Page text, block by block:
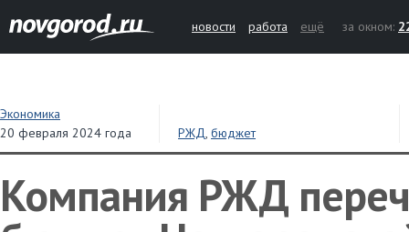
новости работа ещё за окном:
Экономика
20 февраля 2024 года
РЖД, бюджет
Компания РЖД